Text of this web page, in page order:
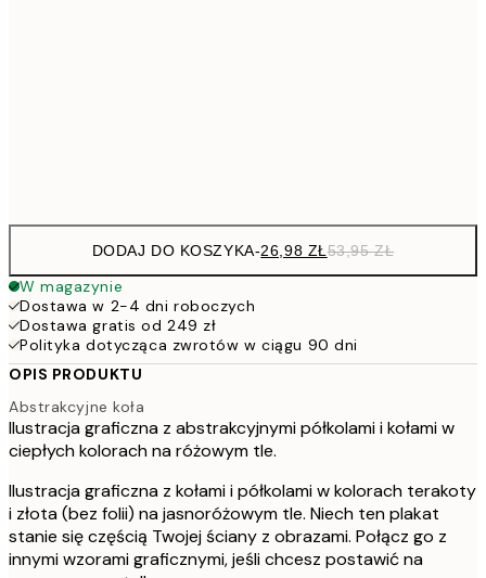
DODAJ DO KOSZYKA-26,98 ZŁ 53,95 ZŁ
W magazynie
Dostawa w 2-4 dni roboczych
Dostawa gratis od 249 zł
Polityka dotycząca zwrotów w ciągu 90 dni
OPIS PRODUKTU
Abstrakcyjne koła
Ilustracja graficzna z abstrakcyjnymi półkolami i kołami w
ciepłych kolorach na różowym tle.
Ilustracja graficzna z kołami i półkolami w kolorach terakoty
i złota (bez folii) na jasnoróżowym tle. Niech ten plakat
stanie się częścią Twojej ściany z obrazami. Połącz go z
innymi wzorami graficznymi, jeśli chcesz postawić na